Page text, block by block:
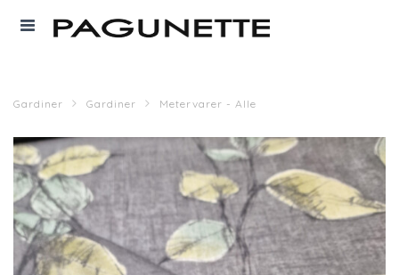
Gardiner Gardiner Metervarer - Alle